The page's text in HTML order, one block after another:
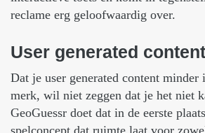
reclame erg geloofwaardig over.
User generated content
Dat je user generated content minder
merk, wil niet zeggen dat je het niet
GeoGuessr doet dat in de eerste
spelconcept dat ruimte laat voor